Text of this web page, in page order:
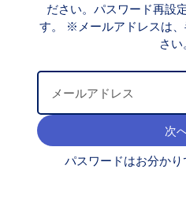
ださい。パスワード再設
す。 ※メールアドレスは
さい
メールアドレス
次
パスワードはお分かり